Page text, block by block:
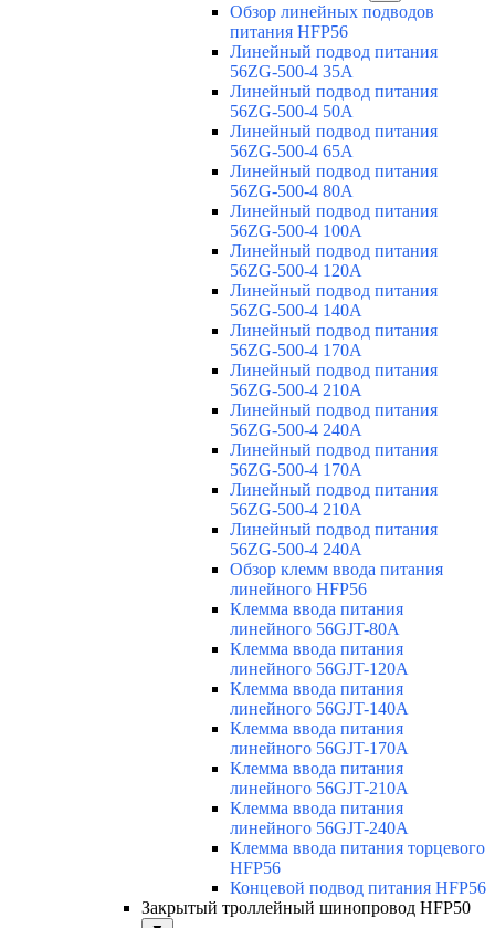
Обзор линейных подводов
питания HFP56
Линейный подвод питания
56ZG-500-4 35A
Линейный подвод питания
56ZG-500-4 50A
Линейный подвод питания
56ZG-500-4 65A
Линейный подвод питания
56ZG-500-4 80A
Линейный подвод питания
56ZG-500-4 100A
Линейный подвод питания
56ZG-500-4 120A
Линейный подвод питания
56ZG-500-4 140A
Линейный подвод питания
56ZG-500-4 170A
Линейный подвод питания
56ZG-500-4 210A
Линейный подвод питания
56ZG-500-4 240A
Линейный подвод питания
56ZG-500-4 170A
Линейный подвод питания
56ZG-500-4 210A
Линейный подвод питания
56ZG-500-4 240A
Обзор клемм ввода питания
линейного HFP56
Клемма ввода питания
линейного 56GJT-80A
Клемма ввода питания
линейного 56GJT-120A
Клемма ввода питания
линейного 56GJT-140A
Клемма ввода питания
линейного 56GJT-170A
Клемма ввода питания
линейного 56GJT-210A
Клемма ввода питания
линейного 56GJT-240A
Клемма ввода питания торцевого
HFP56
Концевой подвод питания HFP56
Закрытый троллейный шинопровод HFP50